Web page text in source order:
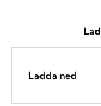
Ladda ned